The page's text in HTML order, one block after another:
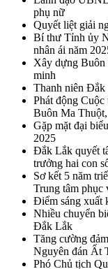
phụ nữ
Quyết liệt giải
Bí thư Tỉnh ủy
nhân ái năm
Xây dựng Buôn
minh
Thanh niên Đắk
Phát động
Buôn Ma
Gặp mặt đại
2025
Đắk Lắk quyết
trưởng hai con
Sơ kết 5 năm
Trung tâm phục
Điểm sáng xuất
Nhiều chuyển
Đắk Lắk
Tăng cường
Nguyên đán Ất
Phó Chủ tịch